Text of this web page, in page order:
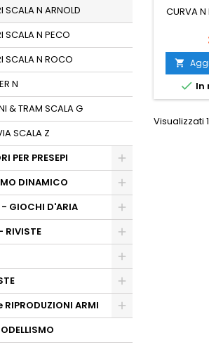
SCALA N ARNOLD
SCALA N PECO
SCALA N ROCO
N
& TRAM SCALA G
SCALA Z
PER PRESEPI
DINAMICO
- GIOCHI D'ARIA
RIVISTE
RIPRODUZIONI ARMI
CURVA

 In
Visualizzati